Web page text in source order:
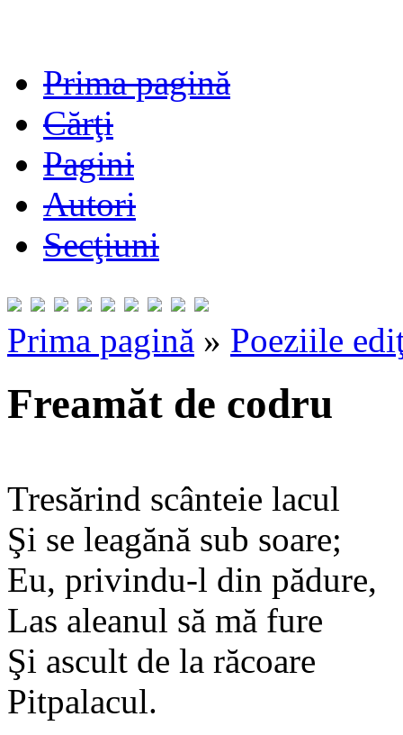
Prima pagină
Cărţi
Pagini
Autori
Secţiuni
Prima pagină » Poeziile
Freamăt de codru
Tresărind scânteie lacul
Şi se leagănă sub soare;
Eu, privindu-l din pădure,
Las aleanul să mă fure
Şi ascult de la răcoare
Pitpalacul.